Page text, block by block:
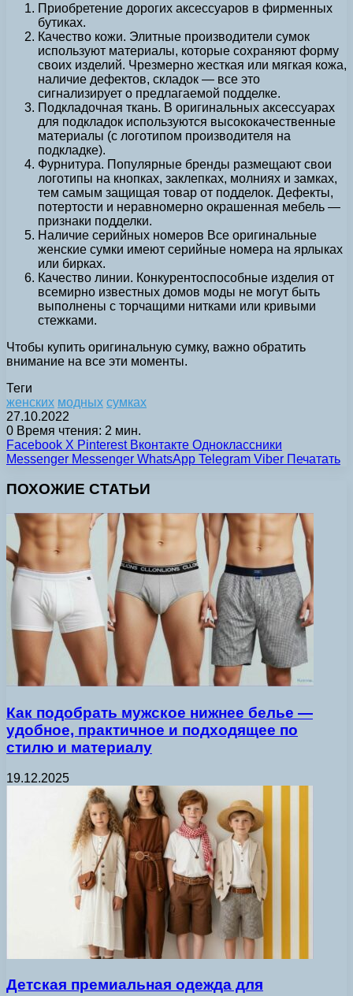
Приобретение дорогих аксессуаров в фирменных
бутиках.
Качество кожи. Элитные производители сумок
используют материалы, которые сохраняют форму
своих изделий. Чрезмерно жесткая или мягкая кожа,
наличие дефектов, складок — все это
сигнализирует о предлагаемой подделке.
Подкладочная ткань. В оригинальных аксессуарах
для подкладок используются высококачественные
материалы (с логотипом производителя на
подкладке).
Фурнитура. Популярные бренды размещают свои
логотипы на кнопках, заклепках, молниях и замках,
тем самым защищая товар от подделок. Дефекты,
потертости и неравномерно окрашенная мебель —
признаки подделки.
Наличие серийных номеров Все оригинальные
женские сумки имеют серийные номера на ярлыках
или бирках.
Качество линии. Конкурентоспособные изделия от
всемирно известных домов моды не могут быть
выполнены с торчащими нитками или кривыми
стежками.
Чтобы купить оригинальную сумку, важно обратить
внимание на все эти моменты.
Теги
женских модных сумках
27.10.2022
0 Время чтения: 2 мин.
Facebook X Pinterest Вконтакте Одноклассники
Messenger Messenger WhatsApp Telegram Viber Печатать
ПОХОЖИЕ СТАТЬИ
Как подобрать мужское нижнее белье —
удобное, практичное и подходящее по
стилю и материалу
19.12.2025
Детская премиальная одежда для